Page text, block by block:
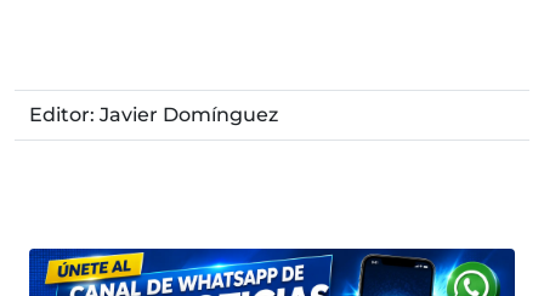
Editor: Javier Domínguez